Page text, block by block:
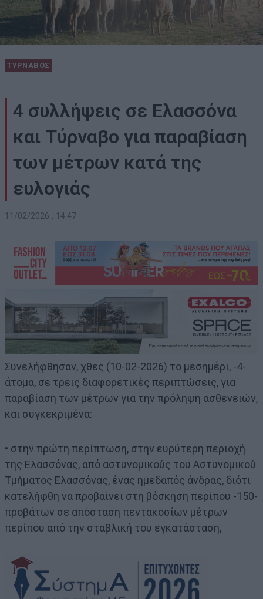
ΤΥΡΝΑΒΟΣ
4 συλλήψεις σε Ελασσόνα
και Τύρναβο για παραβίαση
των μέτρων κατά της
ευλογιάς
11/02/2026 , 14:47
Συνελήφθησαν, χθες (10-02-2026) το μεσημέρι, -4-
άτομα, σε τρεις διαφορετικές περιπτώσεις, για
παραβίαση των μέτρων για την πρόληψη ασθενειών,
και συγκεκριμένα:
• στην πρώτη περίπτωση, στην ευρύτερη περιοχή
της Ελασσόνας, από αστυνομικούς του Αστυνομικού
Τμήματος Ελασσόνας, ένας ημεδαπός άνδρας, διότι
κατελήφθη να προβαίνει στη βόσκηση περίπου -150-
προβάτων σε απόσταση πεντακοσίων μέτρων
περίπου από την σταβλική του εγκατάσταση,